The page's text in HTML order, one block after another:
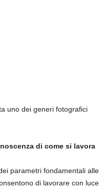
uno dei generi fotografici
di come si lavora
parametri fondamentali alle
di lavorare con luce